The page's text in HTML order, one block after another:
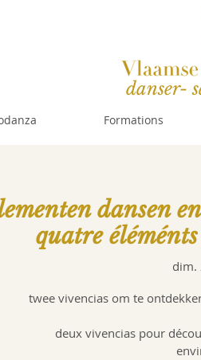
danser-
Formations
dansen
quatre
dim.
twee vivencias om te
deux vivencias pour